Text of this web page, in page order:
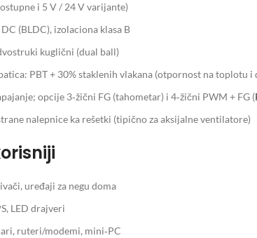
i 5 V / 24 V varijante)
(BLDC), izolaciona klasa B
kuglični (dual ball)
PBT + 30% staklenih vlakana (otpornost na toplotu i
opcije 3‑žični FG (tahometar) i 4‑žični PWM + FG (
nalepnice ka rešetki (tipično za aksijalne ventilatore)
uređaji za negu doma
LED drajveri
ruteri/modemi, mini‑PC